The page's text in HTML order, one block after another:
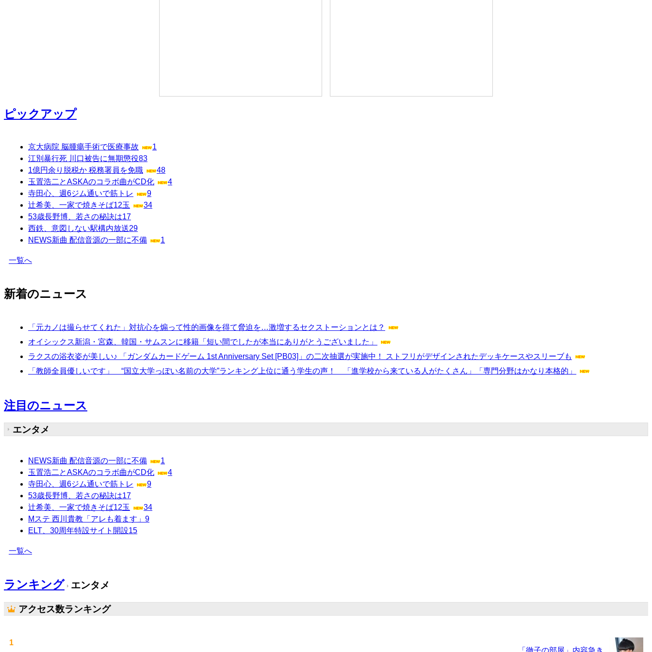
ピックアップ
京大病院 脳腫瘍手術で医療事故
1
江別暴行死 川口被告に無期懲役83
1億円余り脱税か 税務署員を免職
48
玉置浩二とASKAのコラボ曲がCD化
4
寺田心、週6ジム通いで筋トレ
9
辻希美、一家で焼きそば12玉
34
53歳長野博、若さの秘訣は17
西鉄、意図しない駅構内放送29
NEWS新曲 配信音源の一部に不備
1
一覧へ
新着のニュース
「元カノは撮らせてくれた」対抗心を煽って性的画像を得て脅迫を…激増するセクストーションとは？
オイシックス新潟・宮森、韓国・サムスンに移籍「短い間でしたが本当にありがとうございました」
ラクスの浴衣姿が美しい♪ 「ガンダムカードゲーム 1st Anniversary Set [PB03]」の二次抽選が実施中！ ストフリがデザインされたデッキケースやスリーブも
「教師全員優しいです」 “国立大学っぽい名前の大学”ランキング上位に通う学生の声！ 「進学校から来ている人がたくさん」「専門分野はかなり本格的」
注目のニュース
エンタメ
NEWS新曲 配信音源の一部に不備
1
玉置浩二とASKAのコラボ曲がCD化
4
寺田心、週6ジム通いで筋トレ
9
53歳長野博、若さの秘訣は17
辻希美、一家で焼きそば12玉
34
Mステ 西川貴教「アレも着ます」 9
ELT、30周年特設サイト開設15
一覧へ
ランキング エンタメ
アクセス数ランキング
1
「徹子の部屋」内容急き